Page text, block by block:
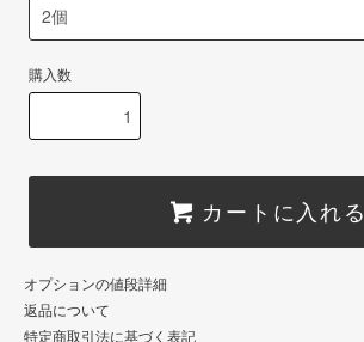
購入数
カートに入れる
オプションの値段詳細
返品について
特定商取引法に基づく表記